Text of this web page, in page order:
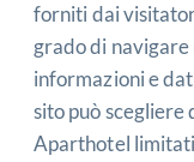
forniti dai
grado di navigare
informazioni e
sito può scegliere
Aparthotel